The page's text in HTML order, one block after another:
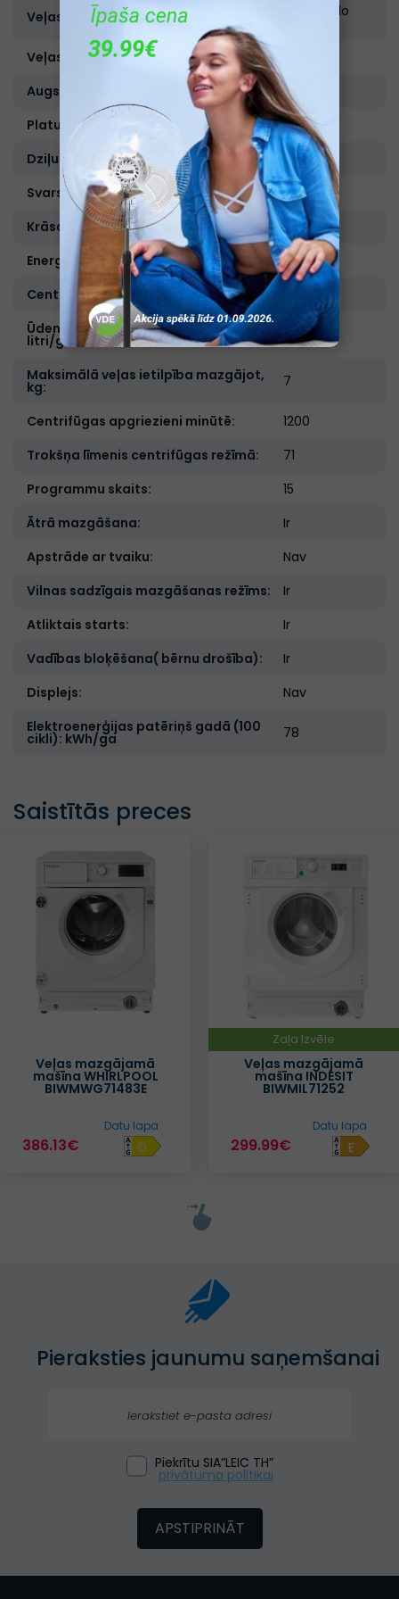
Veļas mazgājamās mašīnas veids: Ar frontālo
Veļas žāvēsanas funkcija:
Augstums, cm:
82
Platums, cm:
59,5
Dziļums, cm:
55
Svars, kg:
64,4
Krāsa:
Balta
Energoefektivitātes klase:
E
Centrifūgas energoefektivitātes klase:
Ūdens patēriņš gadā (100 cikli),
litri/gadā: 4400
Maksimālā veļas ietilpība mazgājot,
kg: 7
Centrifūgas apgriezieni minūtē:
1200
Trokšņa līmenis centrifūgas režīmā:
71
Programmu skaits:
15
Ātrā mazgāšana:
Ir
Apstrāde ar tvaiku:
Nav
Vilnas sadzīgais mazgāšanas režīms:
Ir
Atliktais starts:
Ir
Vadības bloķēšana( bērnu drošība):
Ir
Displejs:
Nav
Elektroenerģijas patēriņš gadā (100
cikli): kWh/ga 78
Saistītās preces
Veļas mazgājamā
mašīna WHIRLPOOL
BIWMWG71483E
386.13€ D
Datu lapa
Zaļa Izvēle
Veļas mazgājamā
mašīna INDESIT
BIWMIL71252
299.99€ E
Datu lapa
Pieraksties jaunumu saņemšanai
Piekrītu SIA”LEIC TH”
privātuma politikai
APSTIPRINĀT